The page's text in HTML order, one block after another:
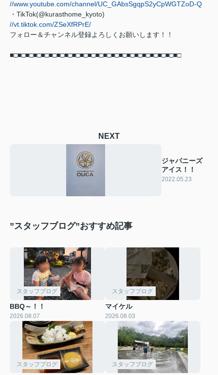
//www.youtube.com/channel/UC_GAbsSgqpS2yCpWGTZoD-Q
・TikTok(@kurasthome_kyoto)
//vt.tiktok.com/ZSeXfRPrE/
フォロー＆チャンネル登録よろしくお願いします！！
■□■□■□■□■□■□■□■□■□■□■□■□■□■□■□■□■□■□■□■□■□■□
NEXT
ジャパニーズ
アイス！！
2022.05.23
”スタッフブログ”おすすめ記事
スタッフブログ
BBQ～！！
2026.08.07
スタッフブログ
マイケル
2026.08.03
スタッフブログ スタッフブログ